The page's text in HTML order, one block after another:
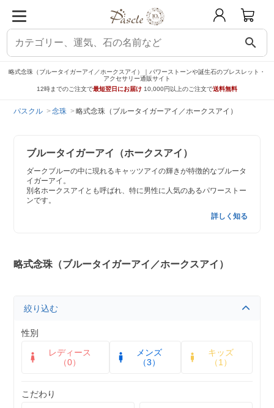
search
略式念珠（ブルータイガーアイ／ホークスアイ）｜パワーストーンや誕生石のブレスレット・
アクセサリー通販サイト
12時までのご注文で最短翌日にお届け 10,000円以上のご注文で送料無料
パスクル 念珠 略式念珠（ブルータイガーアイ／ホークスアイ）
ブルータイガーアイ（ホークスアイ）
ダークブルーの中に現れるキャッツアイの輝きが特徴的なブルータ
イガーアイ。
別名ホークスアイとも呼ばれ、特に男性に人気のあるパワーストー
ンです。
詳しく知る
略式念珠（ブルータイガーアイ／ホークスアイ）
絞り込む
性別
レディース
（0）
メンズ
（3）
キッズ
（1）
こだわり